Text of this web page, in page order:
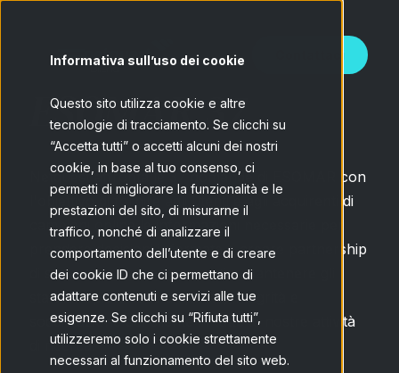
Informativa sull’uso dei cookie
Questo sito utilizza cookie e altre
tecnologie di tracciamento. Se clicchi su
“Accetta tutti” o accetti alcuni dei nostri
cookie, in base al tuo consenso, ci
permetti di migliorare la funzionalità e le
prestazioni del sito, di misurarne il
traffico, nonché di analizzare il
comportamento dell’utente e di creare
dei cookie ID che ci permettano di
adattare contenuti e servizi alle tue
esigenze. Se clicchi su “Rifiuta tutti”,
utilizzeremo solo i cookie strettamente
necessari al funzionamento del sito web.
ESOMAR 37
Netquest affronta le 37 domande di ESOMAR con
l'obiettivo di fornire agli utenti e agli acquirenti di
campioni online le informazioni necessarie per
prendere decisioni informate e creare partnership
di successo. Siamo impegnati a mantenere gli
standard più elevati di qualità, integrità e
soddisfazione del cliente in tutte le nostre attività
di ricerca.